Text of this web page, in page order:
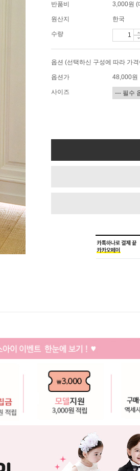
반품비 3,000원 (
원산지 한국
수량
옵션 (선택하신 구성에 따라 가
옵션가 48,000원
사이즈